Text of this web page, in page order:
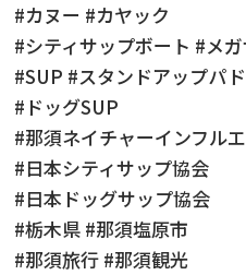
#カヌー #カヤック
#シティサップボート #メ
#SUP #スタンドアップパ
#ドッグSUP
#那須ネイチャーインフル
#日本シティサップ協会
#日本ドッグサップ協会
#栃木県 #那須塩原市
#那須旅行 #那須観光